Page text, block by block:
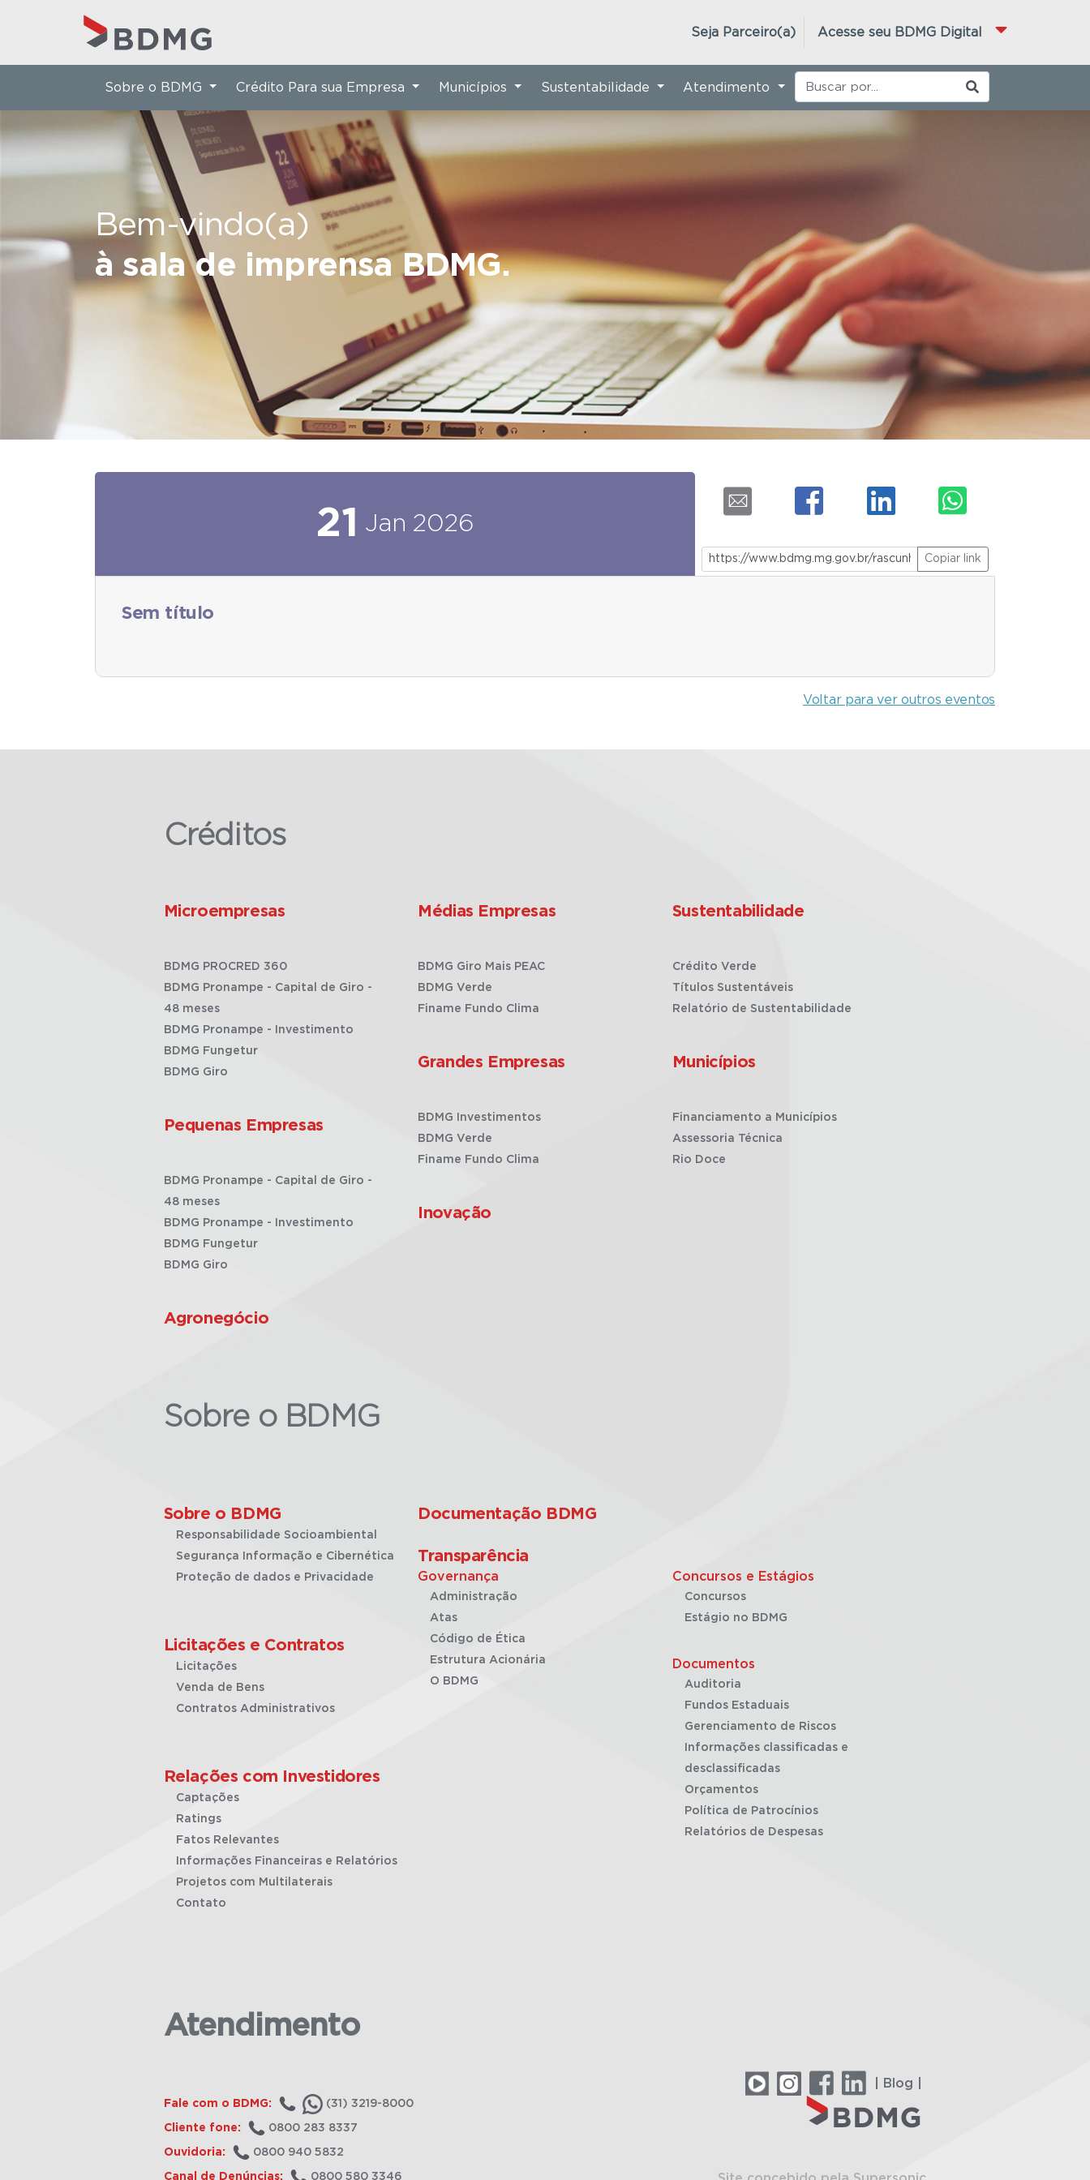
Acesse seu BDMG Digital
Seja Parceiro(a)
Bem-vindo(a)
à sala de imprensa BDMG.
Sobre o BDMG Crédito Para sua Empresa Municípios Sustentabilidade Atendimento
21 Jan 2026
Copiar link
Sem título
Voltar para ver outros eventos
Créditos
Microempresas
BDMG PROCRED 360
BDMG Pronampe - Capital de Giro -
48 meses
BDMG Pronampe - Investimento
BDMG Fungetur
BDMG Giro
Pequenas Empresas
BDMG Pronampe - Capital de Giro -
48 meses
BDMG Pronampe - Investimento
BDMG Fungetur
BDMG Giro
Agronegócio
Médias Empresas
BDMG Giro Mais PEAC
BDMG Verde
Finame Fundo Clima
Grandes Empresas
BDMG Investimentos
BDMG Verde
Finame Fundo Clima
Inovação
Sustentabilidade
Crédito Verde
Títulos Sustentáveis
Relatório de Sustentabilidade
Municípios
Financiamento a Municípios
Assessoria Técnica
Rio Doce
Sobre o BDMG
Sobre o BDMG
Responsabilidade Socioambiental
Segurança Informação e Cibernética
Proteção de dados e Privacidade
Licitações e Contratos
Licitações
Venda de Bens
Contratos Administrativos
Relações com Investidores
Captações
Ratings
Fatos Relevantes
Informações Financeiras e Relatórios
Projetos com Multilaterais
Contato
Documentação BDMG
Transparência
Governança
Administração
Atas
Código de Ética
Estrutura Acionária
O BDMG
Concursos e Estágios
Concursos
Estágio no BDMG
Documentos
Auditoria
Fundos Estaduais
Gerenciamento de Riscos
Informações classificadas e
desclassificadas
Orçamentos
Política de Patrocínios
Relatórios de Despesas
Atendimento
Fale com o BDMG: (31) 3219-8000
Cliente fone: 0800 283 8337
Ouvidoria: 0800 940 5832
Canal de Denúncias: 0800 580 3346
| Blog |